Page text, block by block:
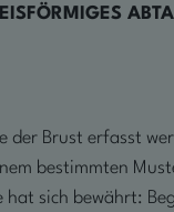
der Brust erfasst
bestimmten
hat sich bewährt: